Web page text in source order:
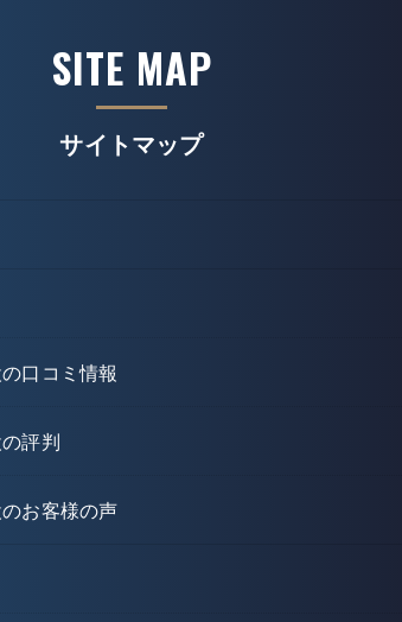
サイトマップ
SITE MAP
口コミ情報
評判
お客様の声